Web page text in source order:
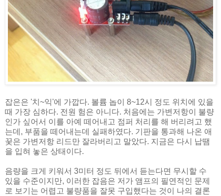
잡은은 '치~익'에 가깝다. 볼륨 놉이 8~12시 정도 위치에 있을
때 가장 심하다. 전원 험은 아니다. 처음에는 가변저항이 불량
인가 싶어서 이를 아예 떼어내고 점퍼 처리를 해 버리려고 했
는데, 부품을 떼어내는데 실패하였다. 기판을 통과해 나온 애
꿎은 가변저항 리드만 잘라버리고 말았다. 지금은 다시 납땜
을 입혀 놓은 상태이다.
음량을 크게 키워서 3미터 정도 뒤에서 듣는다면 무시할 수
있을 수준이지만, 이러한 잡음은 저가 앰프의 필연적인 문제
로 보기는 어렵고 불량품을 잘못 구입했다는 것이 나의 결론